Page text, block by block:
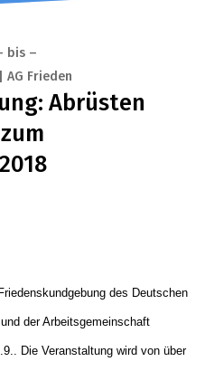
bis –
AG Frieden
Abrüsten
des Deutschen
der Arbeitsgemeinschaft
Die Veranstaltung wird von über